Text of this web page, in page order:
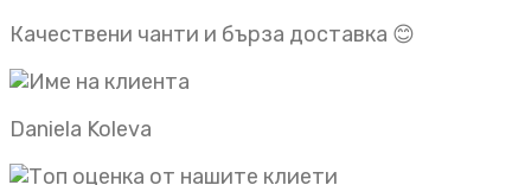
Качествени чанти и бърза доставка 😊
Daniela Koleva